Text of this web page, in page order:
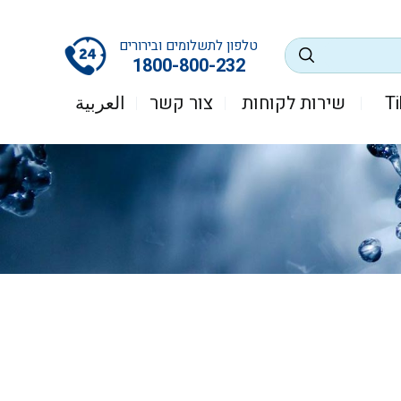
טלפון לתשלומים ובירורים
1800-800-232
שירות לקוחות
צור קשר العربية